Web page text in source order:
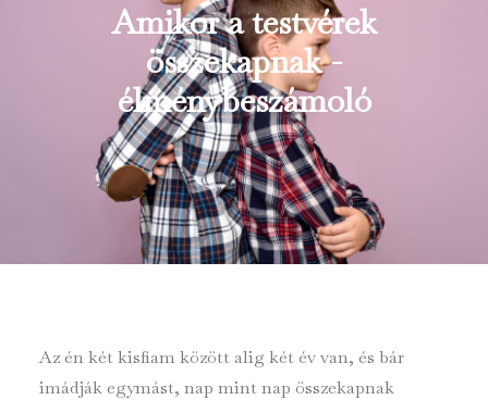
LOGIN / REGISTER
KOSÁR
Amikor a testvérek
összekapnak -
élménybeszámoló
Az én két kisfiam között alig két év van, és bár
imádják egymást, nap mint nap összekapnak